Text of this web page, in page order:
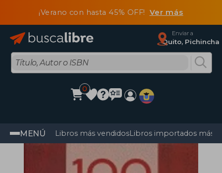
¡Verano con hasta 45% OFF! Ver más
Enviar a
Quito, Pichincha
0
MENÚ Libros más vendidosLibros importados más